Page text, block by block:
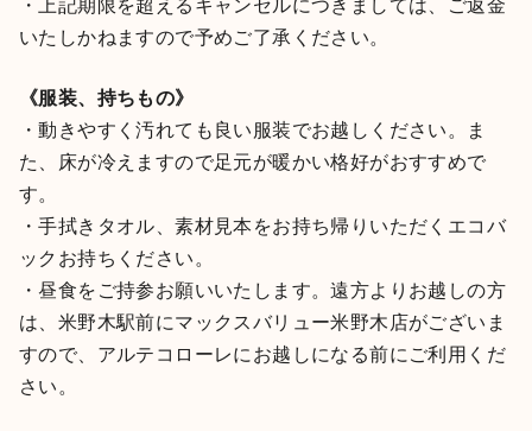
・上記期限を超えるキャンセルにつきましては、ご返金
いたしかねますので予めご了承ください。
《服装、持ちもの》
・動きやすく汚れても良い服装でお越しください。ま
た、床が冷えますので足元が暖かい格好がおすすめで
す。
・手拭きタオル、素材見本をお持ち帰りいただくエコバ
ックお持ちください。
・昼食をご持参お願いいたします。遠方よりお越しの方
は、米野木駅前にマックスバリュー米野木店がございま
すので、アルテコローレにお越しになる前にご利用くだ
さい。